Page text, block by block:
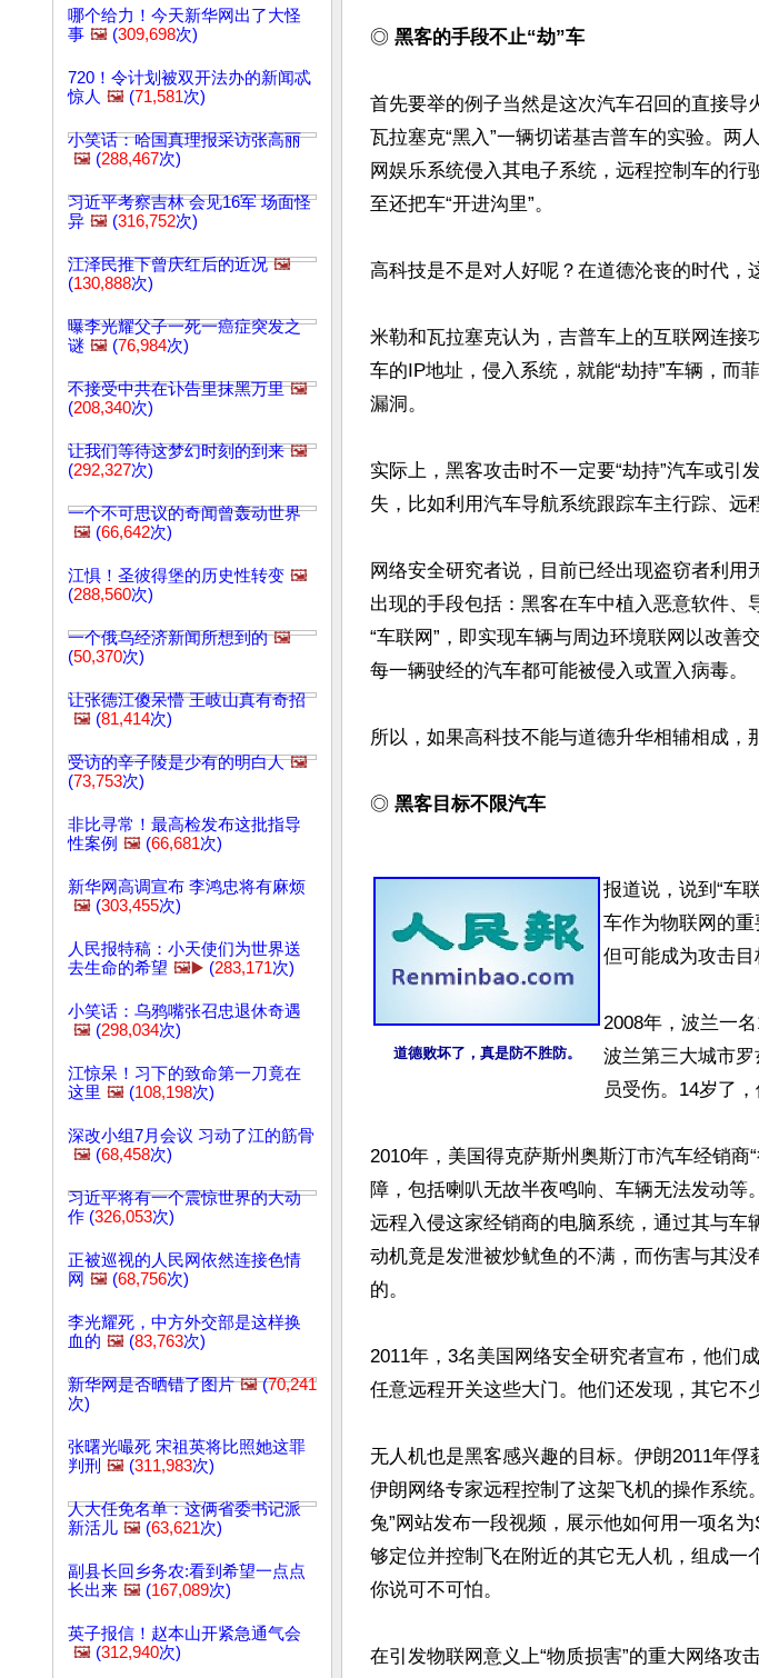
哪个给力！今天新华网出了大怪
事 🖼️ (309,698次)
720！令计划被双开法办的新闻忒
惊人 🖼️ (71,581次)
小笑话：哈国真理报采访张高丽
🖼️ (288,467次)
习近平考察吉林 会见16军 场面怪
异 🖼️ (316,752次)
江泽民推下曾庆红后的近况 🖼️
(130,888次)
曝李光耀父子一死一癌症突发之
谜 🖼️ (76,984次)
不接受中共在讣告里抹黑万里 🖼️
(208,340次)
让我们等待这梦幻时刻的到来 🖼️
(292,327次)
一个不可思议的奇闻曾轰动世界
🖼️ (66,642次)
江惧！圣彼得堡的历史性转变 🖼️
(288,560次)
一个俄乌经济新闻所想到的 🖼️
(50,370次)
让张德江傻呆懵 王岐山真有奇招
🖼️ (81,414次)
受访的辛子陵是少有的明白人 🖼️
(73,753次)
非比寻常！最高检发布这批指导
性案例 🖼️ (66,681次)
新华网高调宣布 李鸿忠将有麻烦
🖼️ (303,455次)
人民报特稿：小天使们为世界送
去生命的希望 🖼️▶️ (283,171次)
小笑话：乌鸦嘴张召忠退休奇遇
🖼️ (298,034次)
江惊呆！习下的致命第一刀竟在
这里 🖼️ (108,198次)
深改小组7月会议 习动了江的筋骨
🖼️ (68,458次)
习近平将有一个震惊世界的大动
作 (326,053次)
正被巡视的人民网依然连接色情
网 🖼️ (68,756次)
李光耀死，中方外交部是这样换
血的 🖼️ (83,763次)
新华网是否晒错了图片 🖼️(70,241
次)
张曙光嘬死 宋祖英将比照她这罪
判刑 🖼️ (311,983次)
人大任免名单：这俩省委书记派
新活儿 🖼️ (63,621次)
副县长回乡务农:看到希望一点点
长出来 🖼️ (167,089次)
英子报信！赵本山开紧急通气会
🖼️ (312,940次)
◎ 黑客的手段不止“劫”车
首先要举的例子当然是这次汽车召回的直接
瓦拉塞克“黑入”一辆切诺基吉普车的实验。两
网娱乐系统侵入其电子系统，远程控制车的
至还把车“开进沟里”。
高科技是不是对人好呢？在道德沦丧的时代，
米勒和瓦拉塞克认为，吉普车上的互联网连接
车的IP地址，侵入系统，就能“劫持”车辆，而
漏洞。
实际上，黑客攻击时不一定要“劫持”汽车或引
失，比如利用汽车导航系统跟踪车主行踪、远
网络安全研究者说，目前已经出现盗窃者利
出现的手段包括：黑客在车中植入恶意软件
“车联网”，即实现车辆与周边环境联网以改善
每一辆驶经的汽车都可能被侵入或置入病毒。
所以，如果高科技不能与道德升华相辅相成，
◎ 黑客目标不限汽车
道德败坏了，真是防不胜防。
报道说，说到“车
车作为物联网的
但可能成为攻击目
2008年，波兰一
波兰第三大城市
员受伤。14岁了
2010年，美国得克萨斯州奥斯汀市汽车经销
障，包括喇叭无故半夜鸣响、车辆无法发动等
远程入侵这家经销商的电脑系统，通过其与
动机竟是发泄被炒鱿鱼的不满，而伤害与其
的。
2011年，3名美国网络安全研究者宣布，他们
任意远程开关这些大门。他们还发现，其它不
无人机也是黑客感兴趣的目标。伊朗2011年俘
伊朗网络专家远程控制了这架飞机的操作系统
兔”网站发布一段视频，展示他如何用一项名
够定位并控制飞在附近的其它无人机，组成一
你说可不可怕。
在引发物联网意义上“物质损害”的重大网络攻